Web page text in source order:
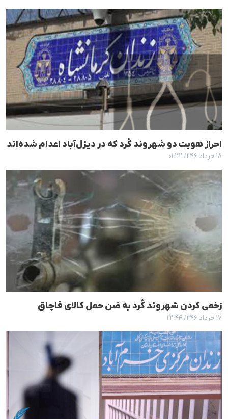
احراز هویت دو شهروند کُرد کە در دیزل‌آباد اعدام شدەاند
۱۸ خرداد ۱۳۹۶، ۰۱:۳۲
زخمی کردن شهروند کُرد بە ضن حمل کالای قاچاق
۱۷ خرداد ۱۳۹۶، ۲۲:۴۴